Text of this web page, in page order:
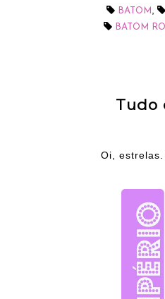
BATOM
BATOM
Tudo
Oi,